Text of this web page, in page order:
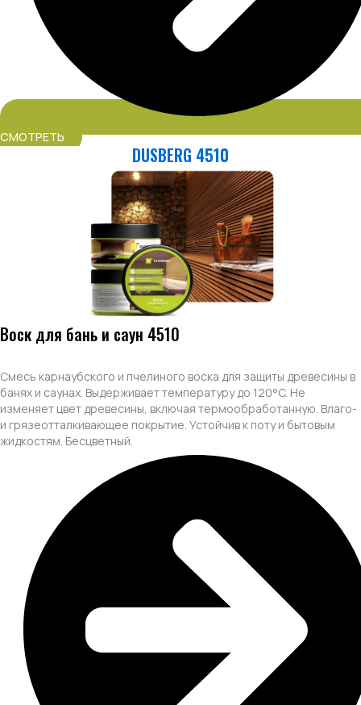
СМОТРЕТЬ
DUSBERG 4510
Воск для бань и саун 4510
Смесь карнаубского и пчелиного воска для защиты древесины в
банях и саунах. Выдерживает температуру до 120°C. Не
изменяет цвет древесины, включая термообработанную. Влаго-
и грязеотталкивающее покрытие. Устойчив к поту и бытовым
жидкостям. Бесцветный.